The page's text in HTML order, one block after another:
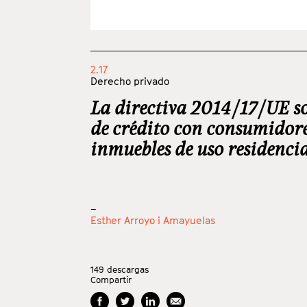
2.17
Derecho privado
La directiva 2014/17/UE
de crédito con
inmuebles de uso
_
Esther Arroyo i Amayuelas
149 descargas
Compartir